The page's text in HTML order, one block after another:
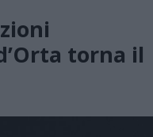
torna il